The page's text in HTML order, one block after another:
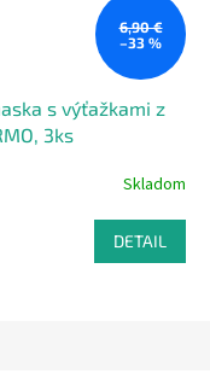
6,90 €
–33 %
s výťažkami z
3ks
Skladom
DETAIL